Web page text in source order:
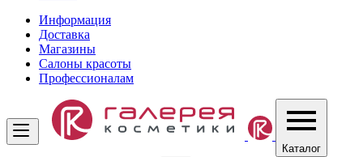
Информация
Доставка
Магазины
Салоны красоты
Профессионалам
Каталог